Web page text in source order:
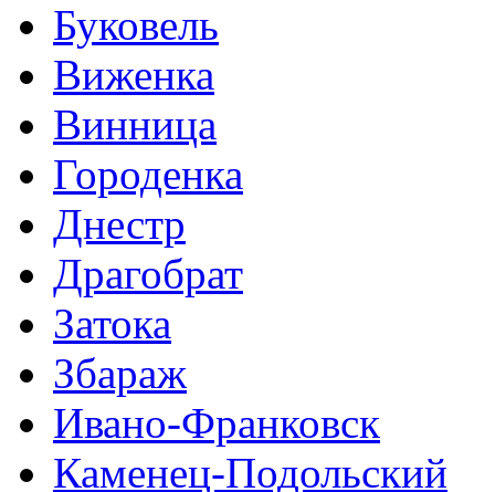
Буковель
Виженка
Винница
Городенка
Днестр
Драгобрат
Затока
Збараж
Ивано-Франковск
Каменец-Подольский